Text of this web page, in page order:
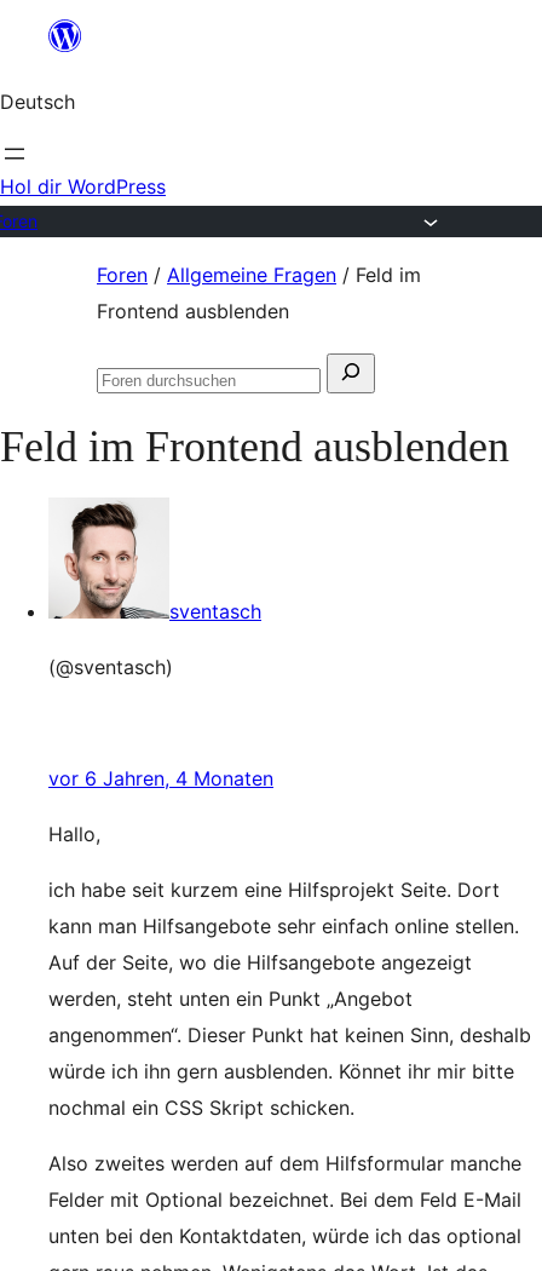
springen
Deutsch
Hol dir WordPress
Foren / Allgemeine Fragen / Feld im
Frontend ausblenden
Suchen
Foren
Feld im Frontend ausblenden
sventasch
(@sventasch)
vor 6 Jahren, 4 Monaten
Hallo,
ich habe seit kurzem eine Hilfsprojekt Seite. Dort
kann man Hilfsangebote sehr einfach online stellen.
Auf der Seite, wo die Hilfsangebote angezeigt
werden, steht unten ein Punkt „Angebot
angenommen“. Dieser Punkt hat keinen Sinn, deshalb
würde ich ihn gern ausblenden. Könnet ihr mir bitte
nochmal ein CSS Skript schicken.
Also zweites werden auf dem Hilfsformular manche
Felder mit Optional bezeichnet. Bei dem Feld E-Mail
unten bei den Kontaktdaten, würde ich das optional